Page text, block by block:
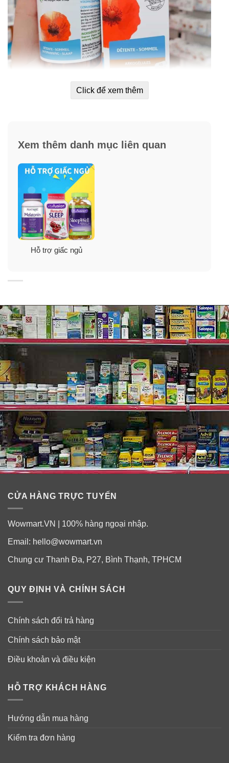
Viên uống điều trị mất ngủ Arkopharma
Coquelicot có hiệu quả không?
Arkogélules® Coquelicot là một công thức chứa 100%
hoạt chất tự nhiên. Được biết đến với những cánh hoa
màu đỏ xinh xắn, Poppy (Papaver rhoeas L.) có nguồn
gốc từ lưu vực Địa Trung Hải. Nó là một loại thảo mộc
có quanh năm, rất phong phú trong đất mới khuấy và ra
hoa vào tháng Năm.
Trong thảo dược, Arkopharma sử dụng cánh hoa anh
một hành động nhẹ nhàng, Poppy sẽ cho phép bạn kết
Với chuyên môn trong lĩnh vực hóa trị liệu, các phòng
thí nghiệm Arkopharma đã phát triển đặc biệt
Arkogélules® Coquelicot: một công thức độc quyền,
dựa trên ARKOTOTUM® Intégral, cho phép khôi phục
100% hoạt chất của nhà máy trong khi vẫn giữ được
chất lượng của nó và duy trì chất lượng của nó.
Được thiết kế và phát triển tại Pháp, dòng sản phẩm
Arkogélules® mang đến cho bạn những gì thiên nhiên
ban tặng tuyệt vời hơn hết. Nó được chứng nhận bởi
một cơ quan kiểm soát độc lập đảm bảo cho bạn các
sản phẩm chất lượng cao.
Thành phần viên uống trị mất ngủ
Arkopharma Coquelicot
Mỗi viên chứa: Bột hoa anh túc 195 mg.
Viên uống Coquelicot có thành phần chính từ: Bột cánh
hoa anh túc (Papaver rhoeas L.).
Màng bọc viên uống có nguồn gốc thực vật:
Click để xem thêm
Xem thêm danh mục liên quan
Hỗ trợ giấc ngủ
CỬA HÀNG TRỰC TUYẾN
Wowmart.VN | 100% hàng ngoại nhập.
Email: hello@wowmart.vn
Chung cư Thanh Đa, P27, Bình Thạnh, TPHCM
QUY ĐỊNH VÀ CHÍNH SÁCH
Chính sách đổi trả hàng
Chính sách bảo mật
Điều khoản và điều kiện
HỖ TRỢ KHÁCH HÀNG
Hướng dẫn mua hàng
Kiểm tra đơn hàng